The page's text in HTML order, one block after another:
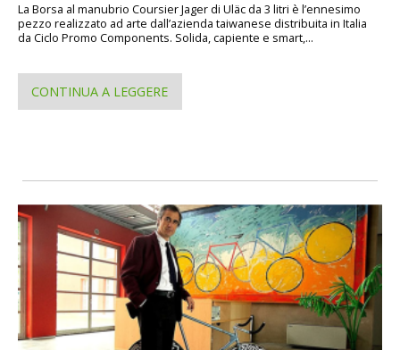
La Borsa al manubrio Coursier Jager di Uläc da 3 litri è l’ennesimo
pezzo realizzato ad arte dall’azienda taiwanese distribuita in Italia
da Ciclo Promo Components. Solida, capiente e smart,...
CONTINUA A LEGGERE